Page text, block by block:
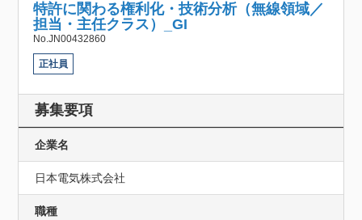
特許に関わる権利化・技術分析（無線領域／
担当・主任クラス）_GI
No.JN00432860
正社員
募集要項
企業名
日本電気株式会社
職種